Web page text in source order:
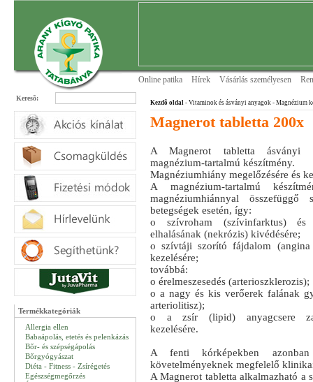
Online patika Hírek Vásárlás személyesen
Keresõ:
Termékkategóriák
Allergia ellen
Babaápolás, etetés és pelenkázás
Bőr- és szépségápolás
Bőrgyógyászat
Diéta - Fitness - Zsírégetés
Egészségmegőrzés
Kezdõ oldal - Vitaminok és ásványi anyagok - Magnézium
Magnerot tabletta 200x
A Magnerot tabletta ásványi
magnézium-tartalmú készítmény.
Magnéziumhiány megelőzésére és
A magnézium-tartalmú
magnéziumhiánnyal
betegségek esetén, így:
o szívroham (szívinfarktus)
elhalásának (nekrózis) kivédésére;
o szívtáji szorító fájdalom (angina
kezelésére;
továbbá:
o érelmeszesedés (arterioszklerozis);
o a nagy és kis verőerek falának
arteriolitisz);
o a zsír (lipid) anyagcsere
kezelésére.
A fenti kórképekben
követelményeknek megfelelő
A Magnerot tabletta alkalmazható a